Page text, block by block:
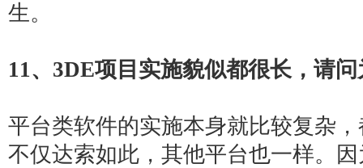
生。
11、3DE项目实施貌似都很长，请
平台类软件的实施本身就比较复杂
不仅达索如此，其他平台也一样。